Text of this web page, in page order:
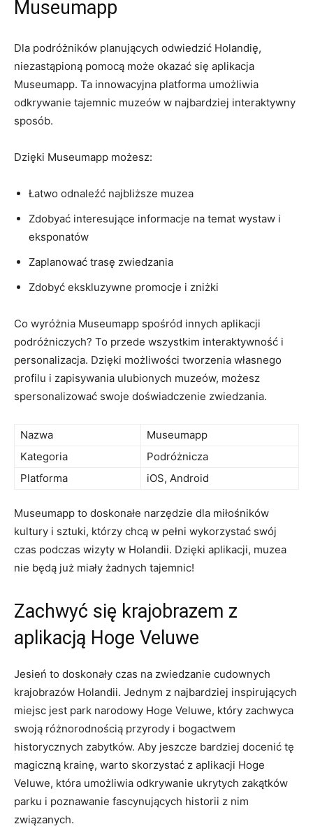
⁢Museumapp
Dla podróżników planujących odwiedzić Holandię,
niezastąpioną pomocą ​może okazać się aplikacja
Museumapp. Ta⁤ innowacyjna platforma umożliwia⁣
odkrywanie tajemnic muzeów w najbardziej interaktywny
sposób.
Dzięki Museumapp możesz:
Łatwo odnaleźć ‍najbliższe muzea
Zdobyać interesujące informacje na temat wystaw i
eksponatów
Zaplanować trasę ‌zwiedzania
Zdobyć ekskluzywne promocje i zniżki
Co wyróżnia Museumapp spośród innych‌ aplikacji
podróżniczych? To przede wszystkim interaktywność i
⁢personalizacja. Dzięki możliwości‍ tworzenia własnego
profilu i zapisywania ulubionych muzeów,⁤ możesz
spersonalizować swoje doświadczenie ⁤zwiedzania.
Nazwa
Museumapp
Kategoria
Podróżnicza
Platforma
iOS, Android
Museumapp to doskonałe ‍narzędzie‌ dla miłośników
kultury i sztuki,‌ którzy chcą w pełni wykorzystać swój
czas ‌podczas wizyty w‌ Holandii. Dzięki aplikacji, muzea
nie będą już ⁢miały żadnych tajemnic!
Zachwyć ‍się krajobrazem z
aplikacją Hoge Veluwe
Jesień to doskonały czas na zwiedzanie cudownych
krajobrazów Holandii. Jednym ​z najbardziej inspirujących
miejsc jest park⁣ narodowy Hoge Veluwe, który zachwyca
swoją różnorodnością ‍przyrody i bogactwem
historycznych zabytków. Aby jeszcze bardziej docenić tę
magiczną ⁤krainę, warto skorzystać z ⁢aplikacji Hoge⁢
Veluwe, która umożliwia odkrywanie⁤ ukrytych zakątków
parku i poznawanie fascynujących historii⁣ z nim
związanych.